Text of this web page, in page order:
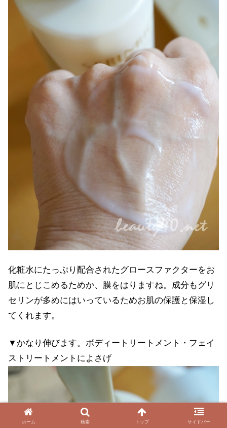
化粧水にたっぷり配合されたグロースファクターをお
肌にとじこめるためか、膜をはりますね。成分もグリ
セリンが多めにはいっているためお肌の保護と保湿し
てくれます。
▼かなり伸びます。ボディートリートメント・フェイ
ストリートメントによさげ
ホーム 検索 トップ サイドバー